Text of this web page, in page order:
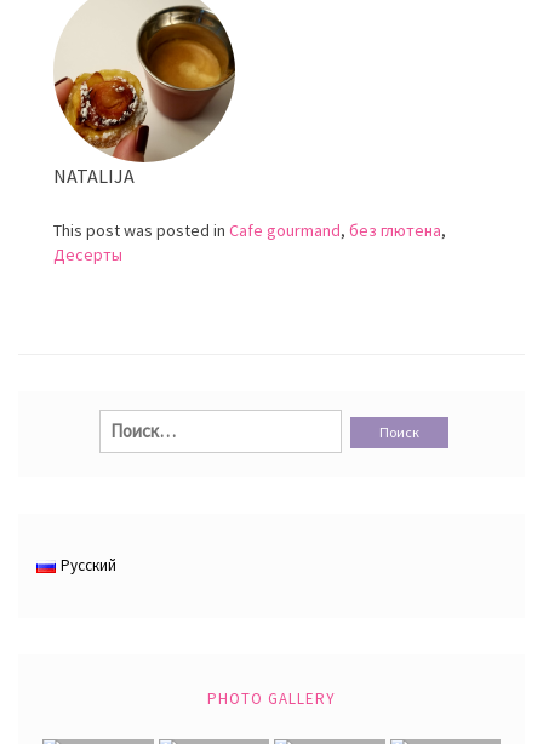
NATALIJA
This post was posted in Cafe gourmand, без глютена,
Десерты
Найти:
Русский
PHOTO GALLERY